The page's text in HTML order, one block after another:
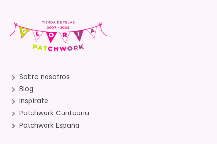
Sobre nosotros
Blog
Inspírate
Patchwork Cantabria
Patchwork España